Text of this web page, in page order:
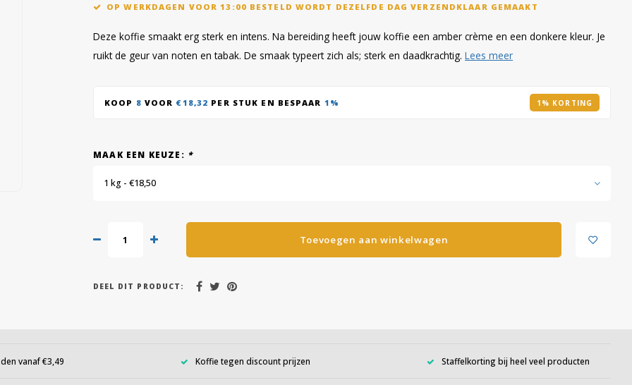
OP WERKDAGEN VOOR 13:00 BESTELD WORDT DEZELFDE DAG VERZENDKLAAR GEMAAKT
Deze koffie smaakt erg sterk en intens. Na bereiding heeft jouw koffie een amber crème en een donkere kleur. Je
ruikt de geur van noten en tabak. De smaak typeert zich als; sterk en daadkrachtig. Lees meer
KOOP 8 VOOR €18,32 PER STUK EN BESPAAR 1% 1% KORTING
MAAK EEN KEUZE: *
1 kg - €18,50
Toevoegen aan winkelwagen
DEEL DIT PRODUCT:
vanaf €3,49 Koffie tegen discount prijzen Staffelkorting bij heel veel producten